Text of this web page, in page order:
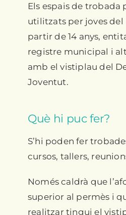
Els espais de trobada
utilitzats per joves
partir de 14 anys,
registre municipal i
amb el vistiplau del
Joventut.
Què hi puc fer?
S’hi poden fer
cursos, tallers,
Només caldrà que
superior al permès i
realitzar tingui el